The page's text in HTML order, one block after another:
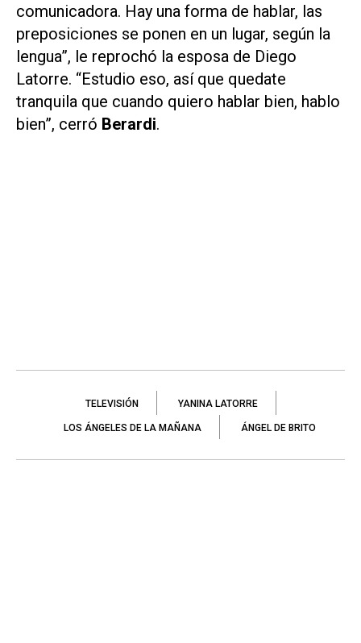
comunicadora. Hay una forma de hablar, las
preposiciones se ponen en un lugar, según la
lengua”, le reprochó la esposa de Diego
Latorre. “Estudio eso, así que quedate
tranquila que cuando quiero hablar bien, hablo
bien”, cerró Berardi.
TELEVISIÓN YANINA LATORRE
LOS ÁNGELES DE LA MAÑANA ÁNGEL DE BRITO